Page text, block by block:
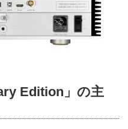
Edition」の主